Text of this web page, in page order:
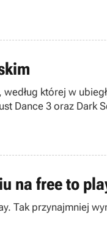
której w
Dance 3 oraz Dark
na free to
Tak przynajmniej